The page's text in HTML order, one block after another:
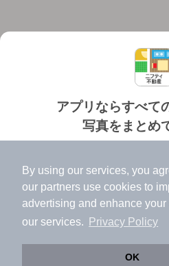
By using our services, you
our partners use cookies to
advertising and enhance
our services.
Privacy Policy
OK
アプリならすべて
写真をまとめ
✔️
高速表示で似た物
✔️
便利な通知機能も
個人情報保護ポリシ
©NIFTY